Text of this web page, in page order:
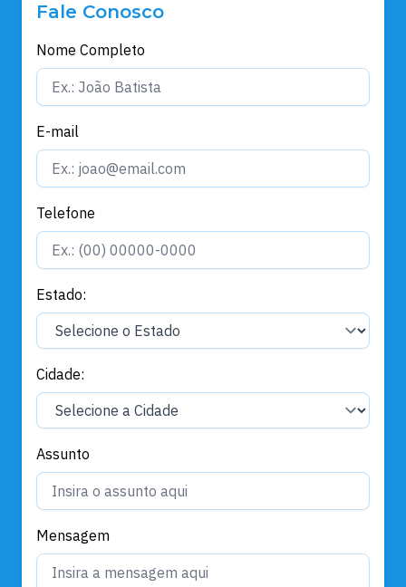
Fale Conosco
Nome Completo
E-mail
Telefone
Estado:
Cidade:
Assunto
Mensagem